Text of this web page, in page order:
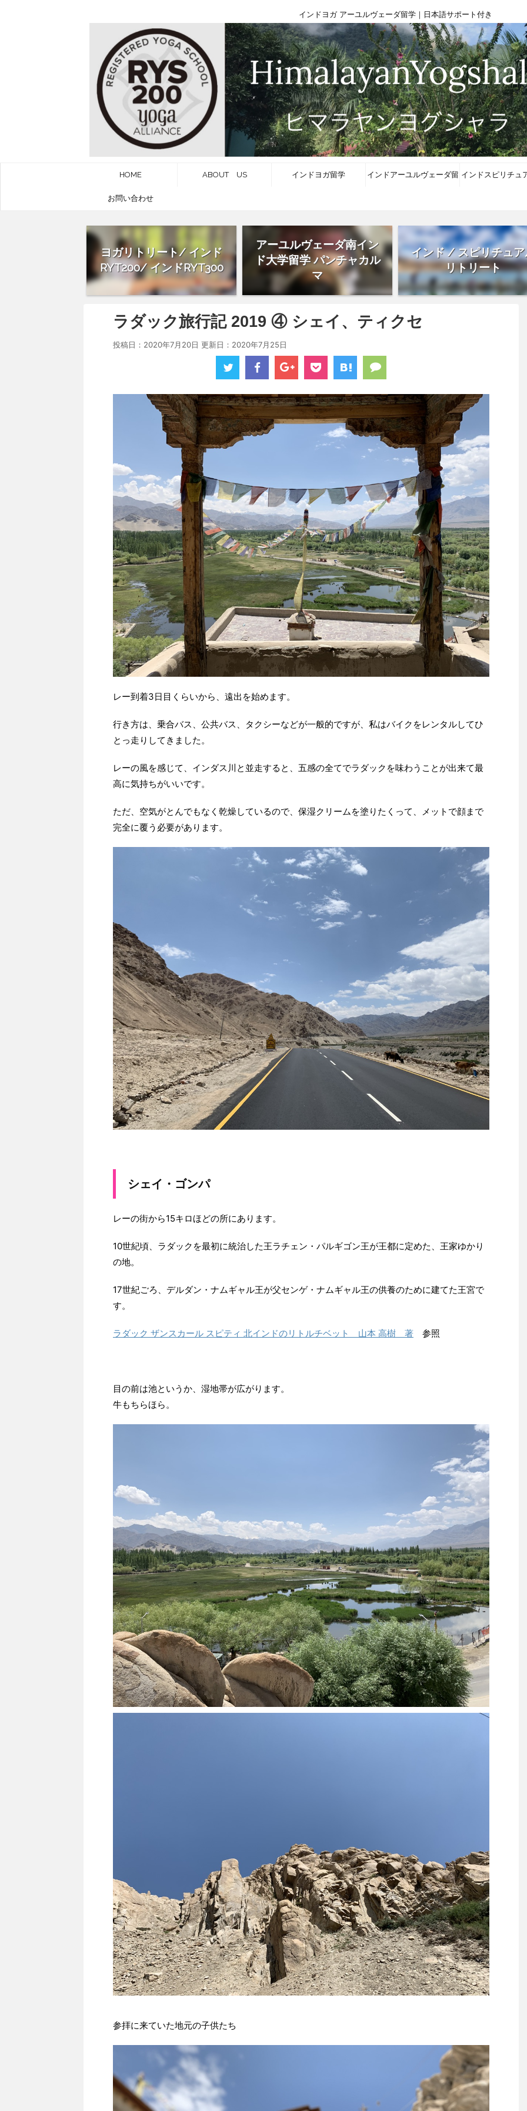
インドヨガ アーユルヴェーダ留学｜日本語サポート付き
HOME ABOUT US インドヨガ留学 インドアーユルヴェーダ留 インドスピリチュ
お問い合わせ
ヨガリトリート/ インド
RYT200/ インドRYT300
アーユルヴェーダ南イン
ド大学留学 パンチャカル
マ
インド / スピリチュア
リトリート
ラダック旅行記 2019 ④ シェイ、ティクセ
投稿日：2020年7月20日 更新日： 2020年7月25日
レー到着3日目くらいから、遠出を始めます。
行き方は、乗合バス、公共バス、タクシーなどが一般的ですが、私はバイクをレンタルしてひ
とっ走りしてきました。
レーの風を感じて、インダス川と並走すると、五感の全てでラダックを味わうことが出来て最
高に気持ちがいいです。
ただ、空気がとんでもなく乾燥しているので、保湿クリームを塗りたくって、メットで顔まで
完全に覆う必要があります。
シェイ・ゴンパ
レーの街から15キロほどの所にあります。
10世紀頃、ラダックを最初に統治した王ラチェン・パルギゴン王が王都に定めた、王家ゆかり
の地。
17世紀ごろ、デルダン・ナムギャル王が父センゲ・ナムギャル王の供養のために建てた王宮で
す。
ラダック ザンスカール スピティ 北インドのリトルチベット 山本 高樹 著 参照
目の前は池というか、湿地帯が広がります。
牛もちらほら。
参拝に来ていた地元の子供たち